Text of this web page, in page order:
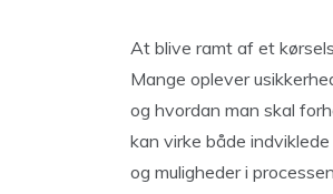
At blive ramt af et
Mange oplever
og hvordan man skal
kan virke både
og muligheder i